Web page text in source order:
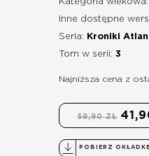
Inne dostępne
Seria:
Kroniki
Tom w serii: 3
Najniższa cena z
59,90 ZŁ
POBIERZ